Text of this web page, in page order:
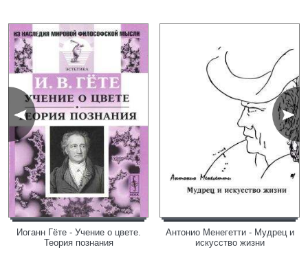
Иоганн Гёте - Учение о цвете.
Теория познания
Антонио Менегетти - Мудрец и
искусство жизни